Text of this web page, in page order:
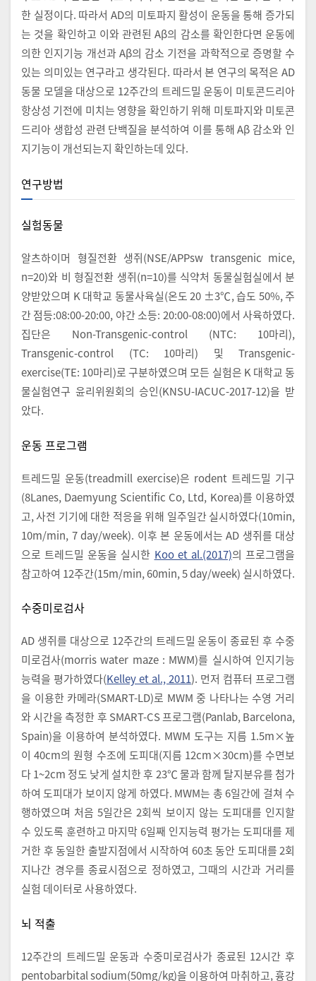
한 실정이다. 따라서 AD의 미토파지 활성이 운동을 통해 증가되
는 것을 확인하고 이와 관련된 Aβ의 감소를 확인한다면 운동에
의한 인지기능 개선과 Aβ의 감소 기전을 과학적으로 증명할 수
있는 의미있는 연구라고 생각된다. 따라서 본 연구의 목적은 AD
동물 모델을 대상으로 12주간의 트레드밀 운동이 미토콘드리아
항상성 기전에 미치는 영향을 확인하기 위해 미토파지와 미토콘
드리아 생합성 관련 단백질을 분석하여 이를 통해 Aβ 감소와 인
지기능이 개선되는지 확인하는데 있다.
연구방법
실험동물
알츠하이머 형질전환 생쥐(NSE/APPsw transgenic mice,
n=20)와 비 형질전환 생쥐(n=10)를 식약처 동물실험실에서 분
양받았으며 K 대학교 동물사육실(온도 20 ±3℃, 습도 50%, 주
간 점등:08:00-20:00, 야간 소등: 20:00-08:00)에서 사육하였다.
집단은 Non-Transgenic-control (NTC: 10마리),
Transgenic-control (TC: 10마리) 및 Transgenic-
exercise(TE: 10마리)로 구분하였으며 모든 실험은 K 대학교 동
물실험연구 윤리위원회의 승인(KNSU-IACUC-2017-12)을 받
았다.
운동 프로그램
트레드밀 운동(treadmill exercise)은 rodent 트레드밀 기구
(8Lanes, Daemyung Scientific Co, Ltd, Korea)를 이용하였
고, 사전 기기에 대한 적응을 위해 일주일간 실시하였다(10min,
10m/min, 7 day/week). 이후 본 운동에서는 AD 생쥐를 대상
으로 트레드밀 운동을 실시한 Koo et al.(2017)의 프로그램을
참고하여 12주간(15m/min, 60min, 5 day/week) 실시하였다.
수중미로검사
AD 생쥐를 대상으로 12주간의 트레드밀 운동이 종료된 후 수중
미로검사(morris water maze : MWM)를 실시하여 인지기능
능력을 평가하였다(Kelley et al., 2011). 먼저 컴퓨터 프로그램
을 이용한 카메라(SMART-LD)로 MWM 중 나타나는 수영 거리
와 시간을 측정한 후 SMART-CS 프로그램(Panlab, Barcelona,
Spain)을 이용하여 분석하였다. MWM 도구는 지름 1.5m×높
이 40cm의 원형 수조에 도피대(지름 12cm×30cm)를 수면보
다 1~2cm 정도 낮게 설치한 후 23℃ 물과 함께 탈지분유를 첨가
하여 도피대가 보이지 않게 하였다. MWM는 총 6일간에 걸쳐 수
행하였으며 처음 5일간은 2회씩 보이지 않는 도피대를 인지할
수 있도록 훈련하고 마지막 6일째 인지능력 평가는 도피대를 제
거한 후 동일한 출발지점에서 시작하여 60초 동안 도피대를 2회
지나간 경우를 종료시점으로 정하였고, 그때의 시간과 거리를
실험 데이터로 사용하였다.
뇌 적출
12주간의 트레드밀 운동과 수중미로검사가 종료된 12시간 후
pentobarbital sodium(50mg/kg)을 이용하여 마취하고, 흉강